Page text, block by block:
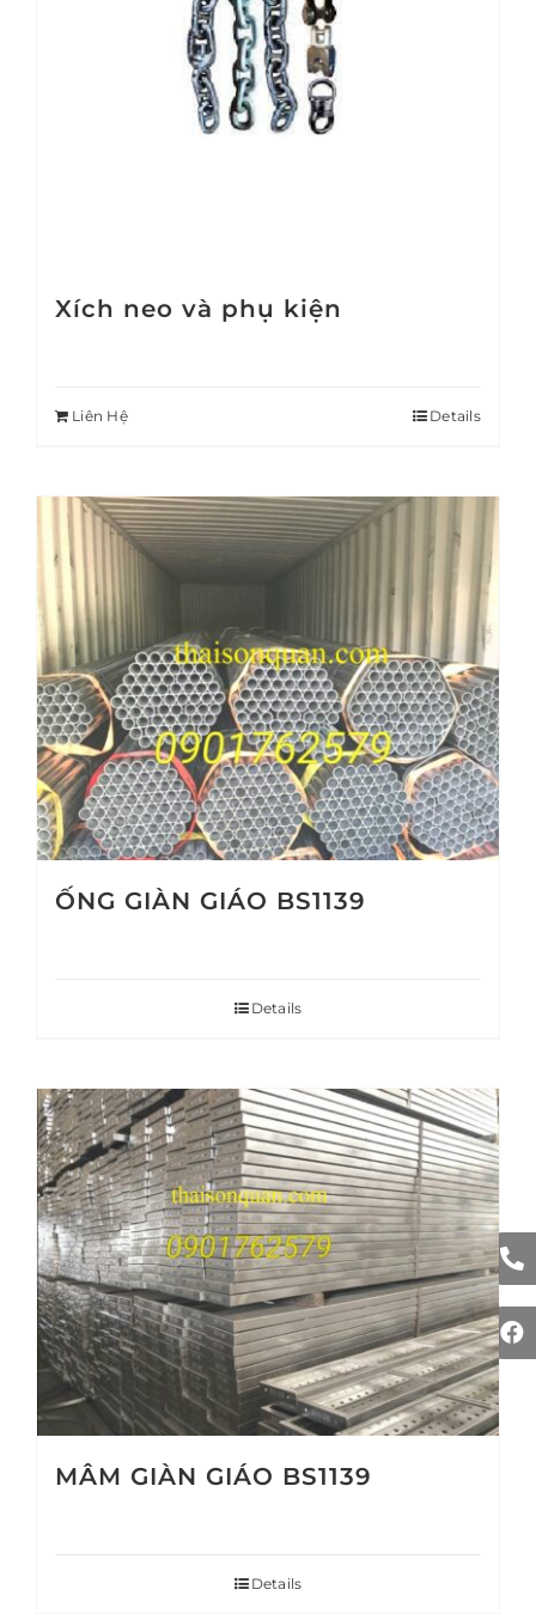
Xích neo và phụ kiện
Liên Hệ Details
ỐNG GIÀN GIÁO BS1139
Details
MÂM GIÀN GIÁO BS1139
Details